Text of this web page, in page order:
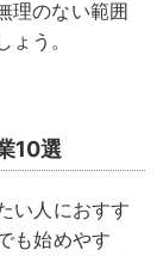
理のない範囲
う。
10選
い人におすす
も始めやす